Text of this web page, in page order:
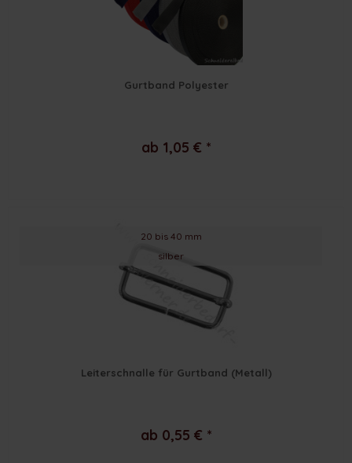
Gurtband Polyester
ab 1,05 € *
20 bis 40 mm
silber
Leiterschnalle für Gurtband (Metall)
ab 0,55 € *